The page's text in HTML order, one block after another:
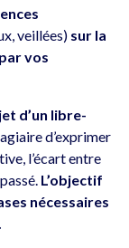
veillées) sur la
vos
d’un libre-
d’exprimer
l’écart entre
L’objectif
nécessaires